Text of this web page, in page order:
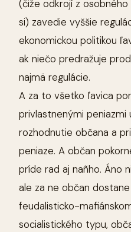
(čiže odkrojí z
si) zavedie vyššie
ekonomickou politikou
ak niečo predražuje
najmä regulácie.
A za to všetko ľavica
privlastnenými
rozhodnutie občana a
peniaze. A občan
príde rad aj nañho. Áno
ale za ne občan
feudalisticko-
socialistického typu,